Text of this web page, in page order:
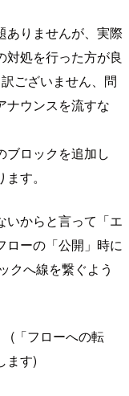
ありませんが、実際
処を行った方が良
ございません、問
ナウンスを流すな
ブロックを追加し
す。
いからと言って「エ
ローの「公開」時に
クへ線を繋ぐよう
(「フローへの転
ます)